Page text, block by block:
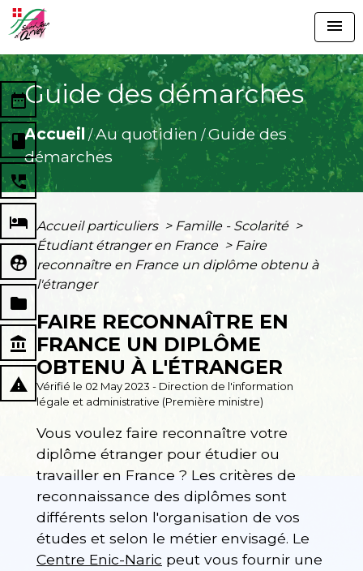
menu
Guide des démarches
Accueil /Au quotidien /Guide des
démarches
date_range
book
perm_phone_msg
local_hotel
supervised_user_circle
folder
account_balance
report_problem
Accueil particuliers > Famille - Scolarité >
Étudiant étranger en France > Faire
reconnaître en France un diplôme obtenu à
l'étranger
FAIRE RECONNAÎTRE EN
FRANCE UN DIPLÔME
OBTENU À L'ÉTRANGER
Vérifié le 02 May 2023 - Direction de l'information
légale et administrative (Première ministre)
Vous voulez faire reconnaître votre
diplôme étranger pour étudier ou
travailler en France ? Les critères de
reconnaissance des diplômes sont
différents selon l'organisation de vos
études et selon le métier envisagé. Le
Centre Enic-Naric peut vous fournir une